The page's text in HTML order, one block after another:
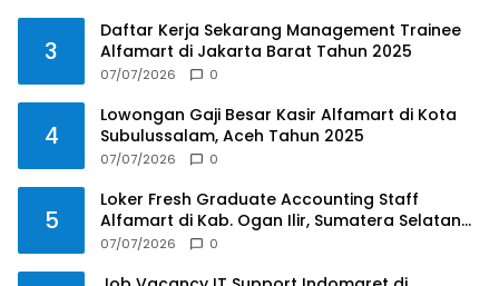
3
Daftar Kerja Sekarang Management Trainee
Alfamart di Jakarta Barat Tahun 2025
07/07/2026 0
4
Lowongan Gaji Besar Kasir Alfamart di Kota
Subulussalam, Aceh Tahun 2025
07/07/2026 0
5
Loker Fresh Graduate Accounting Staff
Alfamart di Kab. Ogan Ilir, Sumatera Selatan
Tahun 2025
07/07/2026 0